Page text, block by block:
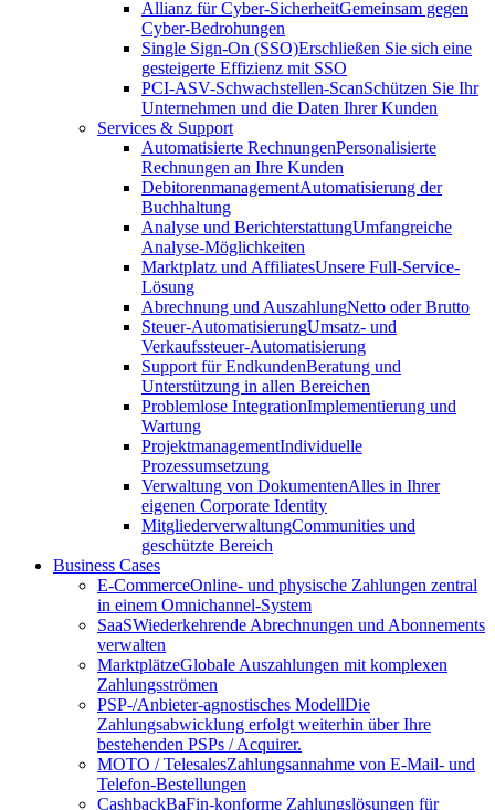
Allianz für Cyber-SicherheitGemeinsam gegen
Cyber-Bedrohungen
Single Sign-On (SSO)Erschließen Sie sich eine
gesteigerte Effizienz mit SSO
PCI-ASV-Schwachstellen-ScanSchützen Sie Ihr
Unternehmen und die Daten Ihrer Kunden
Services & Support
Automatisierte RechnungenPersonalisierte
Rechnungen an Ihre Kunden
DebitorenmanagementAutomatisierung der
Buchhaltung
Analyse und BerichterstattungUmfangreiche
Analyse-Möglichkeiten
Marktplatz und AffiliatesUnsere Full-Service-
Lösung
Abrechnung und AuszahlungNetto oder Brutto
Steuer-AutomatisierungUmsatz- und
Verkaufssteuer-Automatisierung
Support für EndkundenBeratung und
Unterstützung in allen Bereichen
Problemlose IntegrationImplementierung und
Wartung
ProjektmanagementIndividuelle
Prozessumsetzung
Verwaltung von DokumentenAlles in Ihrer
eigenen Corporate Identity
MitgliederverwaltungCommunities und
geschützte Bereich
Business Cases
E-CommerceOnline- und physische Zahlungen zentral
in einem Omnichannel-System
SaaSWiederkehrende Abrechnungen und Abonnements
verwalten
MarktplätzeGlobale Auszahlungen mit komplexen
Zahlungsströmen
PSP-/Anbieter‑agnostisches ModellDie
Zahlungsabwicklung erfolgt weiterhin über Ihre
bestehenden PSPs / Acquirer.
MOTO / TelesalesZahlungsannahme von E-Mail- und
Telefon-Bestellungen
CashbackBaFin-konforme Zahlungslösungen für